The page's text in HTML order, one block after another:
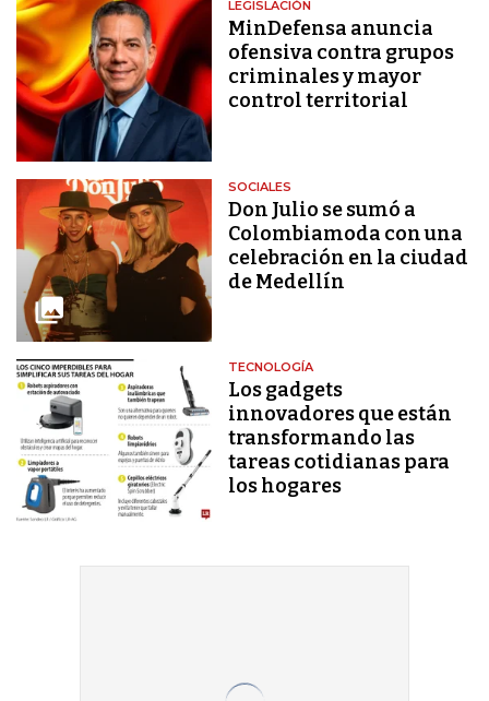
LEGISLACIÓN
MinDefensa anuncia
ofensiva contra grupos
criminales y mayor
control territorial
SOCIALES
Don Julio se sumó a
Colombiamoda con una
celebración en la ciudad
de Medellín
TECNOLOGÍA
Los gadgets
innovadores que están
transformando las
tareas cotidianas para
los hogares